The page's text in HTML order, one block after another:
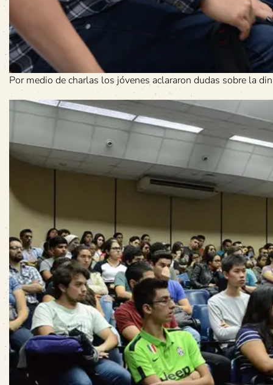
Por medio de charlas los jóvenes aclararon dudas sobre la